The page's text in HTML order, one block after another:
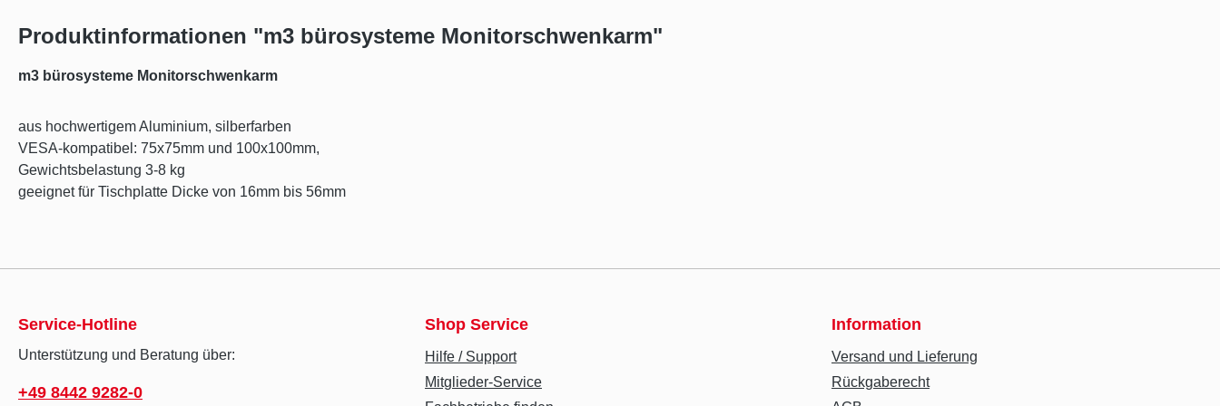
Produktinformationen "m3 bürosysteme Monitorschwenkarm"
m3 bürosysteme Monitorschwenkarm
aus hochwertigem Aluminium, silberfarben
VESA-kompatibel: 75x75mm und 100x100mm,
Gewichtsbelastung 3-8 kg
geeignet für Tischplatte Dicke von 16mm bis 56mm
Service-Hotline
Unterstützung und Beratung über:
+49 8442 9282-0
Shop Service
Hilfe / Support
Mitglieder-Service
Information
Versand und Lieferung
Rückgaberecht